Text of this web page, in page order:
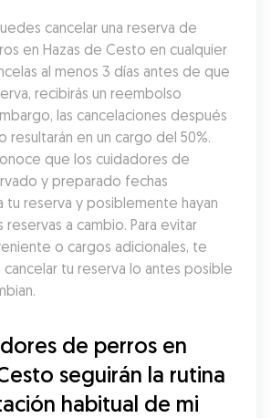
cancelar una reserva de
en Hazas de Cesto en cualquier
al menos 3 días antes de que
recibirás un reembolso
las cancelaciones después
en un cargo del 50%.
que los cuidadores de
y preparado fechas
tu reserva y posiblemente hayan
a cambio. Para evitar
o cargos adicionales, te
tu reserva lo antes posible
de perros en
seguirán la rutina
habitual de mi